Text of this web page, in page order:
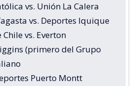
vs. Unión La Calera
vs. Deportes Iquique
vs. Everton
(primero del Grupo
Puerto Montt